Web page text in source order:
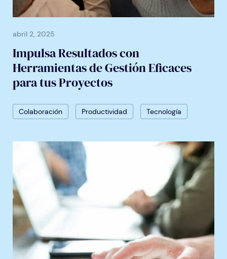
abril 2, 2025
Impulsa Resultados con
Herramientas de Gestión Eficaces
para tus Proyectos
Colaboración Productividad Tecnología